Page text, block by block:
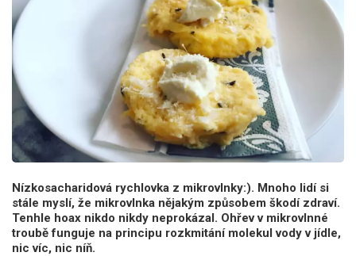
Nízkosacharidová rychlovka z mikrovlnky:). Mnoho lidí si
stále myslí, že mikrovlnka nějakým způsobem škodí zdraví.
Tenhle hoax nikdo nikdy neprokázal. Ohřev v mikrovlnné
troubě funguje na principu rozkmitání molekul vody v jídle,
nic víc, nic níň.